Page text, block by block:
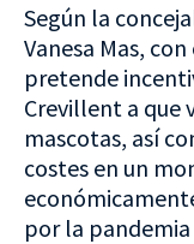
Según la
Vanesa Mas,
pretende
Crevillent a que
mascotas, así
costes en un
por la